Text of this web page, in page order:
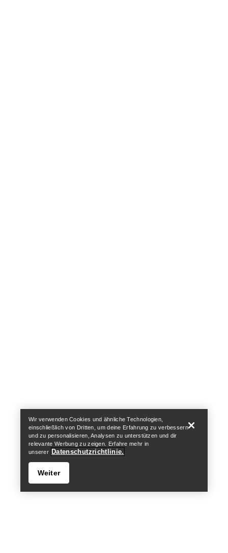
Wir verwenden Cookies und ähnliche Technologien,
einschließlich von Dritten, um deine Erfahrung zu verbessern
und zu personalisieren, Analysen zu unterstützen und dir
relevante Werbung zu zeigen. Erfahre mehr in
unserer Datenschutzrichtlinie.
Weiter